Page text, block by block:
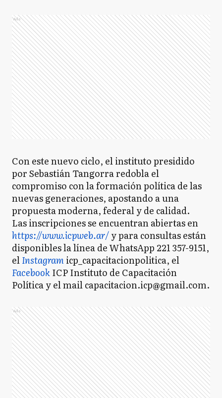
Ads
Con este nuevo ciclo, el instituto presidido
por Sebastián Tangorra redobla el
compromiso con la formación política de las
nuevas generaciones, apostando a una
propuesta moderna, federal y de calidad.
Las inscripciones se encuentran abiertas en
https://www.icpweb.ar/y para consultas están
disponibles la línea de WhatsApp 221 357-9151,
elInstagramicp_capacitacionpolitica, el
FacebookICP Instituto de Capacitación
Política y el mail capacitacion.icp@gmail.com.
Ads